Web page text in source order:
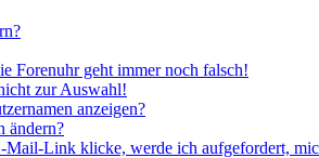
Forenuhr geht immer noch falsch!
zur Auswahl!
anzeigen?
ändern?
Mail-Link klicke, werde ich aufgefordert,